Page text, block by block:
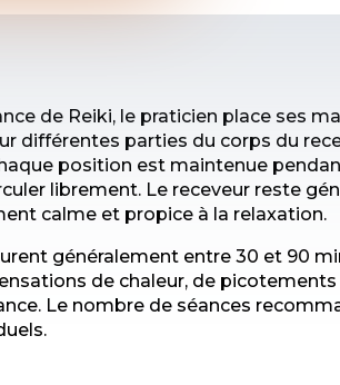
de Reiki, le praticien place ses
différentes parties du corps du
position est maintenue
librement. Le receveur reste
calme et propice à la relaxation.
généralement entre 30 et 90
de chaleur, de
Le nombre de séances